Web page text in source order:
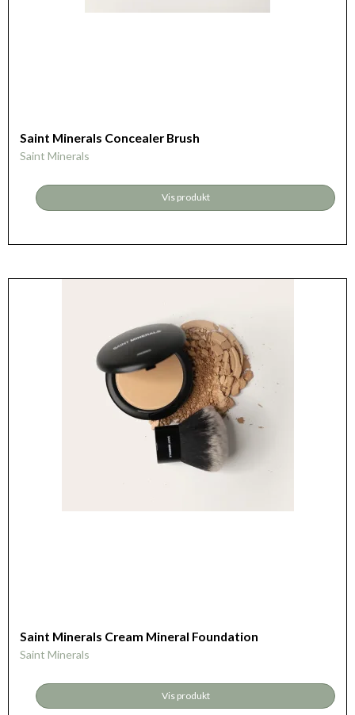
Saint Minerals Concealer Brush
Saint Minerals
Vis produkt
Saint Minerals Cream Mineral Foundation
Saint Minerals
Vis produkt